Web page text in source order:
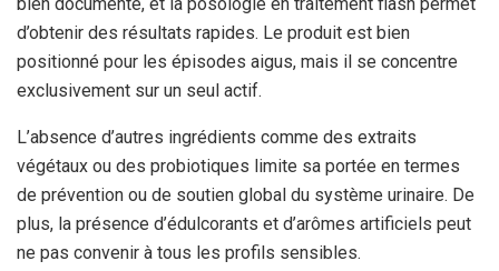
d’obtenir des résultats rapides. Le produit est bien
positionné pour les épisodes aigus, mais il se concentre
exclusivement sur un seul actif.
L’absence d’autres ingrédients comme des extraits
végétaux ou des probiotiques limite sa portée en termes
de prévention ou de soutien global du système urinaire. De
plus, la présence d’édulcorants et d’arômes artificiels peut
ne pas convenir à tous les profils sensibles.